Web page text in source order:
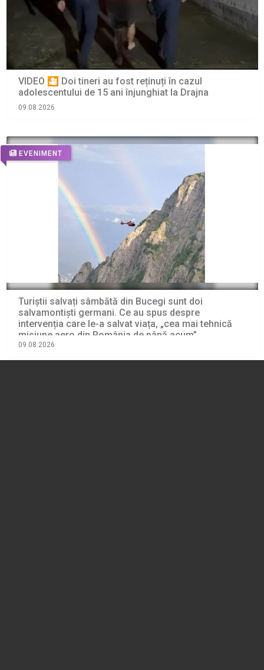
VIDEO 🎦 Doi tineri au fost reținuți în cazul
adolescentului de 15 ani înjunghiat la Drajna
09.08.2026
EVENIMENT
Turiștii salvați sâmbătă din Bucegi sunt doi
salvamontiști germani. Ce au spus despre
intervenția care le-a salvat viața, „cea mai tehnică
misiune aero din România de până acum”
09.08.2026